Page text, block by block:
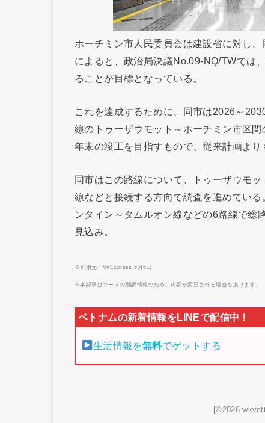
ホーチミン市人民委員会は建設省に対し
によると、政治局決議No.09-NQ/TWでは
ることが目標となっている。
これを達成するために、同市は2026～
線のトゥーザウモット～ホーチミン市区
年末の竣工を目指すもので、従来計画より
同市はこの路線について、トゥーザウモ
線などと接続する方向で調査を進めてい
ンタイン～タムルオン線などの6路線で総
見込み。
※引用元：VnExpress 6月6日
※本記事はソースの翻訳情報のため、内容が変更される場合もあります。
生活情報を無料でゲットする
[©2026